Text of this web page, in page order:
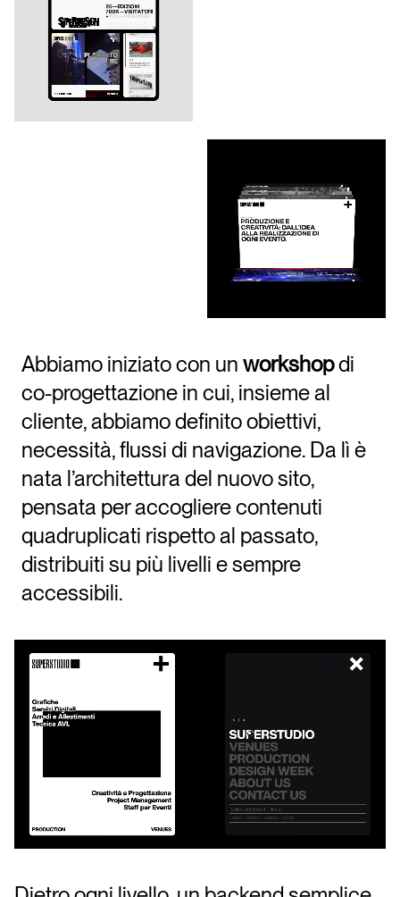
Abbiamo iniziato con un workshopdi
co-progettazione in cui, insieme al
cliente, abbiamo definito obiettivi,
necessità, flussi di navigazione. Da lì è
nata l’architettura del nuovo sito,
pensata per accogliere contenuti
quadruplicati rispetto al passato,
distribuiti su più livelli e sempre
accessibili.